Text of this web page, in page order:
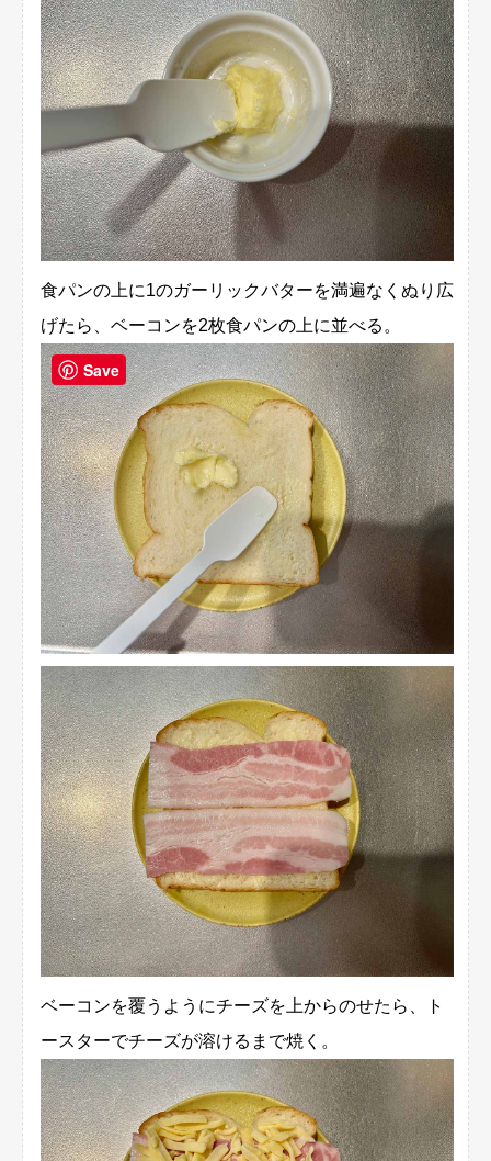
食パンの上に1のガーリックバターを満遍なくぬり広
げたら、ベーコンを2枚食パンの上に並べる。
ベーコンを覆うようにチーズを上からのせたら、ト
ースターでチーズが溶けるまで焼く。
Save